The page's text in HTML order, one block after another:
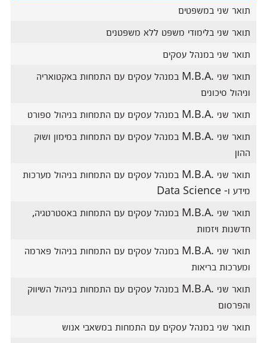
תואר שני במשפטים
תואר שני בלימודי משפט ללא משפטנים
תואר שני במנהל עסקים
תואר שני .M.B.A במנהל עסקים עם התמחות באקטואריה
וניהול סיכונים
תואר שני .M.B.A במנהל עסקים עם התמחות בניהול ספורט
תואר שני .M.B.A במנהל עסקים עם התמחות במימון ושוק
ההון
תואר שני .M.B.A במנהל עסקים עם התמחות בניהול מערכות
מידע ו- Data Science
תואר שני .M.B.A במנהל עסקים עם התמחות באסטרטגיה,
חדשנות ויזמות
תואר שני .M.B.A במנהל עסקים עם התמחות בניהול פארמה
ומערכות בריאות
תואר שני .M.B.A במנהל עסקים עם התמחות בניהול השיווק
והפרסום
תואר שני במנהל עסקים עם התמחות במשאבי אנוש